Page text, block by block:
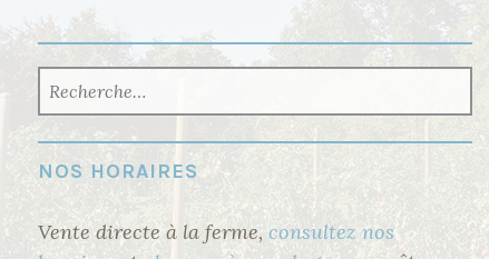
NOS HORAIRES
Vente directe à la ferme, consultez nos